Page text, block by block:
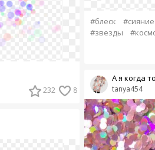
232 8
#блеск
#сияние
#звезды
tanya454
А я когда